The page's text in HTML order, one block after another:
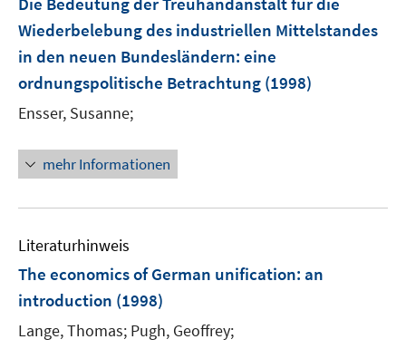
Wiederbelebung des industriellen Mittelstandes
in den neuen Bundesländern: eine
ordnungspolitische Betrachtung (1998)
Ensser, Susanne;
mehr Informationen
Literaturhinweis
The economics of German unification: an
introduction (1998)
Lange, Thomas; Pugh, Geoffrey;